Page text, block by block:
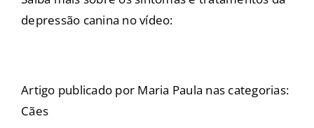
depressão canina no vídeo:
Artigo publicado por Maria Paula nas categorias:
Cães